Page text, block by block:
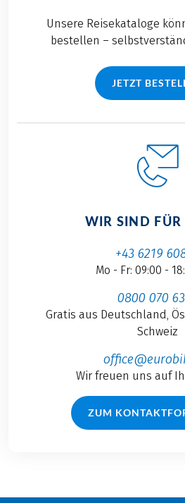
Unsere Reisekataloge
bestellen –
JETZT
WIR SIND FÜR
+43 6219
Mo - Fr: 09:00 -
0800 070
Gratis aus Deutschland,
Schweiz
Wir freuen uns auf
ZUM